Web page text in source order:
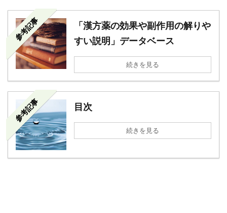
参考記事
「漢方薬の効果や副作用の解りや
すい説明」データベース
続きを見る
参考記事 目次
続きを見る